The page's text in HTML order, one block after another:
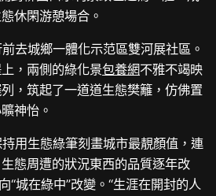
休閑游憩場合。
去城鄉一體化示范區雙河展社區。
，兩側的綠化景包養網不雅不竭映
，筑起了一道道生態樊籬，仿佛置
神怡。
用生態綠筆刻畫城市最靚顏值，連
態周遭的狀況東西的品質逐年改
“城在綠中”改變。“生涯在開封的人